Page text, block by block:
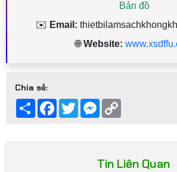
Bản đồ
✉️ Email:
🌐Website:
Chia sẻ:
Share Facebook
TwitterMessenger
Tin Liên Quan